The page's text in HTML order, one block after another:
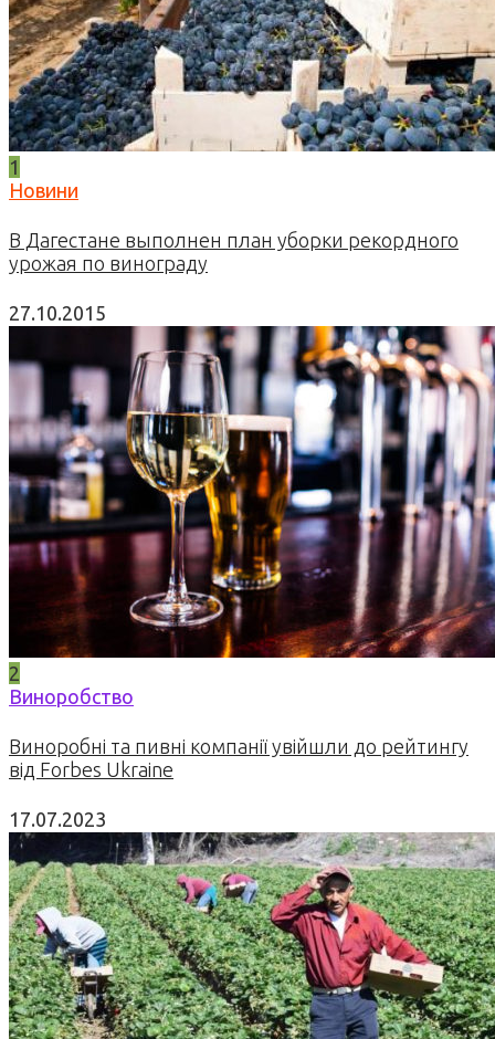
1
Новини
В Дагестане выполнен план уборки рекордного
урожая по винограду
27.10.2015
2
Виноробство
Виноробні та пивні компанії увійшли до рейтингу
від Forbes Ukraine
17.07.2023